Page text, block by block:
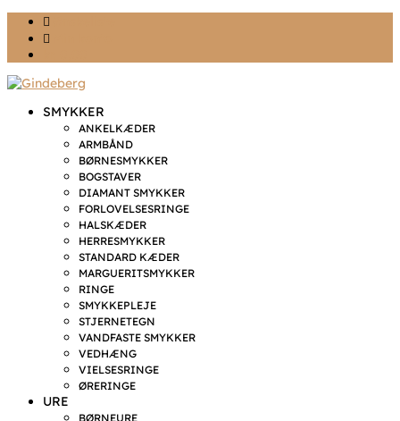
SMYKKER
ANKELKÆDER
ARMBÅND
BØRNESMYKKER
BOGSTAVER
DIAMANT SMYKKER
FORLOVELSESRINGE
HALSKÆDER
HERRESMYKKER
STANDARD KÆDER
MARGUERITSMYKKER
RINGE
SMYKKEPLEJE
STJERNETEGN
VANDFASTE SMYKKER
VEDHÆNG
VIELSESRINGE
ØRERINGE
URE
BØRNEURE